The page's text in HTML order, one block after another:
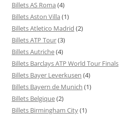
Billets AS Roma (4)
Billets Aston Villa (1)
Billets Atletico Madrid (2)
Billets ATP Tour(3)
Billets Autriche(4)
Billets Barclays ATP World Tour Finals
Billets Bayer Leverkusen (4)
Billets Bayern de Munich (1)
Billets Belgique(2)
Billets Birmingham City(1)